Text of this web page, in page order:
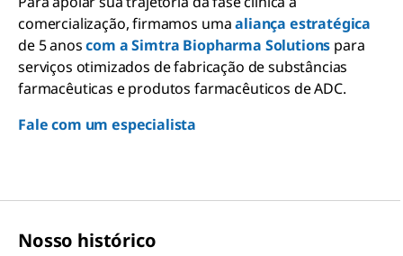
comercialização, firmamos umaaliança estratégica
de 5 anoscom a Simtra Biopharma Solutions para
serviços otimizados de fabricação de substâncias
farmacêuticas e produtos farmacêuticos de ADC.
Fale com um especialista
Nosso histórico